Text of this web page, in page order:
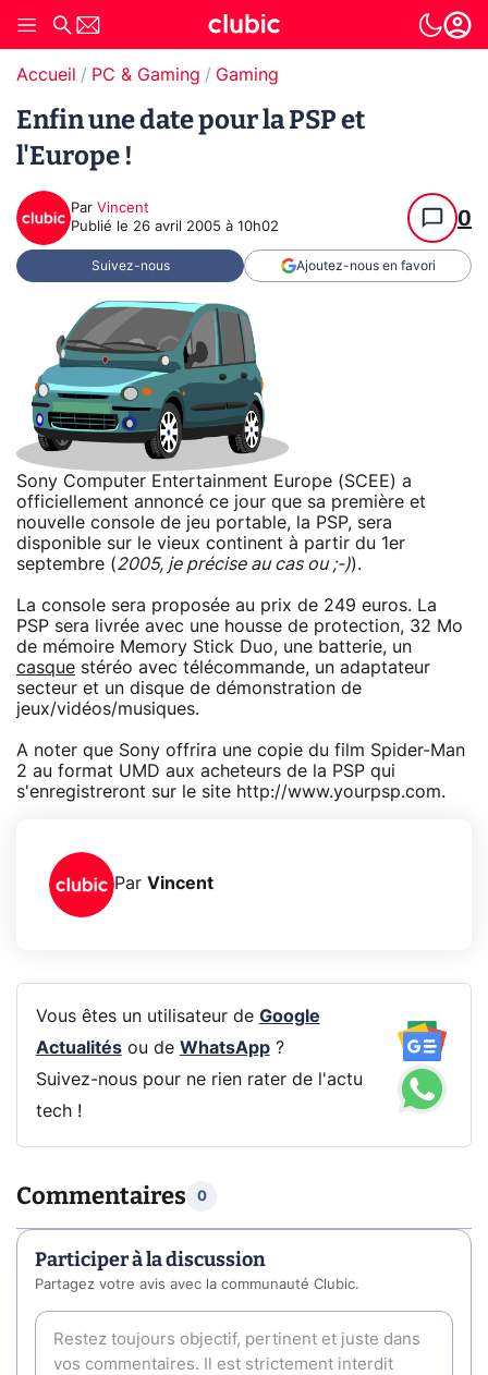
Accueil PC & Gaming Gaming
Enfin une date pour la PSP et
l'Europe !
Par Vincent
Publié le 26 avril 2005 à 10h02 0
Suivez-nous Ajoutez-nous en favori
Sony Computer Entertainment Europe (SCEE) a
officiellement annoncé ce jour que sa première et
nouvelle console de jeu portable, la PSP, sera
disponible sur le vieux continent à partir du 1er
septembre (2005, je précise au cas ou ;-)).
La console sera proposée au prix de 249 euros. La
PSP sera livrée avec une housse de protection, 32 Mo
de mémoire Memory Stick Duo, une batterie, un
casque stéréo avec télécommande, un adaptateur
secteur et un disque de démonstration de
jeux/vidéos/musiques.
A noter que Sony offrira une copie du film Spider-Man
2 au format UMD aux acheteurs de la PSP qui
s'enregistreront sur le site http://www.yourpsp.com.
Par Vincent
Vous êtes un utilisateur de Google
Actualitésou de WhatsApp?
Suivez-nous pour ne rien rater de l'actu
tech !
Commentaires 0
Participer à la discussion
Partagez votre avis avec la communauté Clubic.